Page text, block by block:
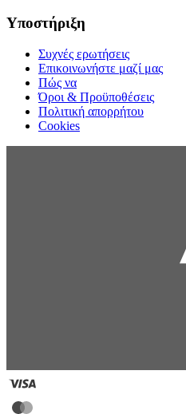
Υποστήριξη
Συχνές ερωτήσεις
Επικοινωνήστε μαζί μας
Πώς να
Όροι & Προϋποθέσεις
Πολιτική απορρήτου
Cookies